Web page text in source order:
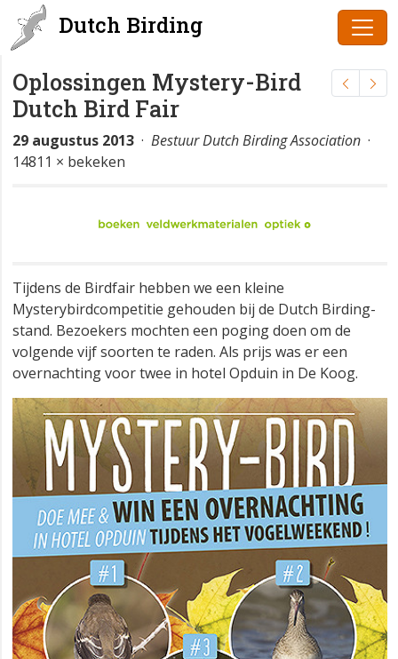
Dutch Birding
Oplossingen Mystery-Bird
Dutch Bird Fair
29 augustus 2013 · Bestuur Dutch Birding Association ·
14811 × bekeken
Tijdens de Birdfair hebben we een kleine
Mysterybirdcompetitie gehouden bij de Dutch Birding-
stand. Bezoekers mochten een poging doen om de
volgende vijf soorten te raden. Als prijs was er een
overnachting voor twee in hotel Opduin in De Koog.